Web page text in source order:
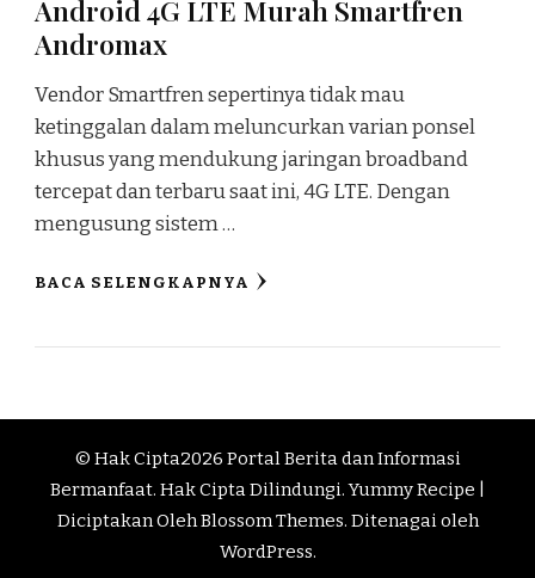
Android 4G LTE Murah Smartfren
Andromax
Vendor Smartfren sepertinya tidak mau
ketinggalan dalam meluncurkan varian ponsel
khusus yang mendukung jaringan broadband
tercepat dan terbaru saat ini, 4G LTE. Dengan
mengusung sistem …
BACA SELENGKAPNYA
© Hak Cipta2026 Portal Berita dan Informasi
Bermanfaat. Hak Cipta Dilindungi.Yummy Recipe |
Diciptakan OlehBlossom Themes. Ditenagai oleh
WordPress.